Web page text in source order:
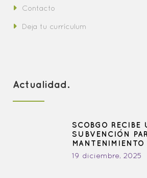
Contacto
Deja tu currículum
Actualidad.
SCOBGO RECIBE
SUBVENCIÓN
MANTENIMIENTO
19 diciembre, 2025